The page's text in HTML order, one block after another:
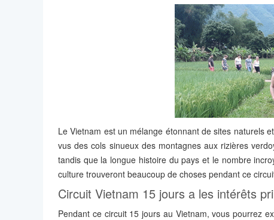
Le Vietnam est un mélange étonnant de sites naturels
vus des cols sinueux des montagnes aux rizières
tandis que la longue histoire du pays et le nombre
culture trouveront beaucoup de choses pendant ce
Circuit Vietnam 15 jours a les intérêts
Pendant ce circuit 15 jours au Vietnam, vous pourrez